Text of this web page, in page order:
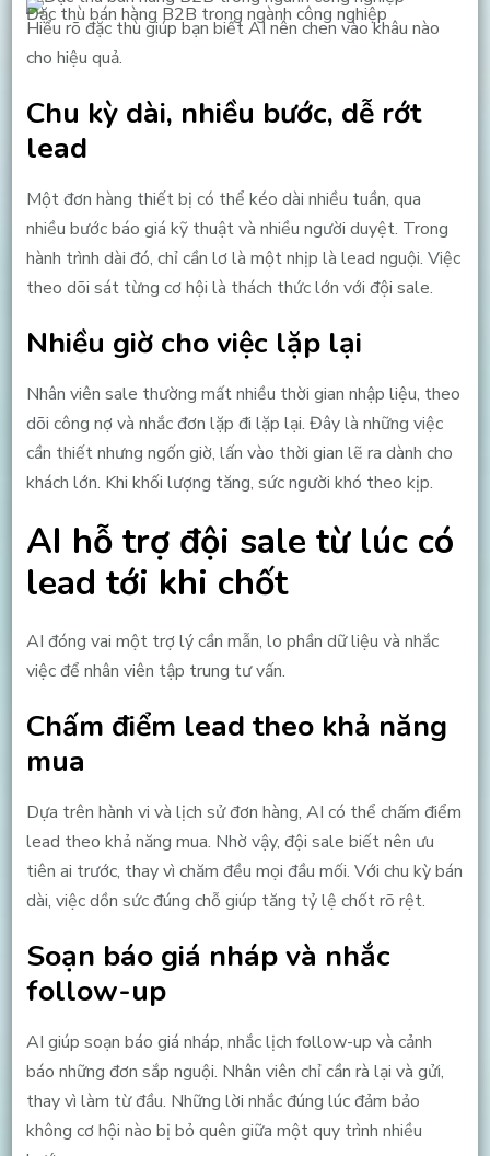
Đặc thù bán hàng B2B trong ngành công nghiệp
Hiểu rõ đặc thù giúp bạn biết AI nên chen vào khâu nào
cho hiệu quả.
Chu kỳ dài, nhiều bước, dễ rớt
lead
Một đơn hàng thiết bị có thể kéo dài nhiều tuần, qua
nhiều bước báo giá kỹ thuật và nhiều người duyệt. Trong
hành trình dài đó, chỉ cần lơ là một nhịp là lead nguội. Việc
theo dõi sát từng cơ hội là thách thức lớn với đội sale.
Nhiều giờ cho việc lặp lại
Nhân viên sale thường mất nhiều thời gian nhập liệu, theo
dõi công nợ và nhắc đơn lặp đi lặp lại. Đây là những việc
cần thiết nhưng ngốn giờ, lấn vào thời gian lẽ ra dành cho
khách lớn. Khi khối lượng tăng, sức người khó theo kịp.
AI hỗ trợ đội sale từ lúc có
lead tới khi chốt
AI đóng vai một trợ lý cần mẫn, lo phần dữ liệu và nhắc
việc để nhân viên tập trung tư vấn.
Chấm điểm lead theo khả năng
mua
Dựa trên hành vi và lịch sử đơn hàng, AI có thể chấm điểm
lead theo khả năng mua. Nhờ vậy, đội sale biết nên ưu
tiên ai trước, thay vì chăm đều mọi đầu mối. Với chu kỳ bán
dài, việc dồn sức đúng chỗ giúp tăng tỷ lệ chốt rõ rệt.
Soạn báo giá nháp và nhắc
follow-up
AI giúp soạn báo giá nháp, nhắc lịch follow-up và cảnh
báo những đơn sắp nguội. Nhân viên chỉ cần rà lại và gửi,
thay vì làm từ đầu. Những lời nhắc đúng lúc đảm bảo
không cơ hội nào bị bỏ quên giữa một quy trình nhiều